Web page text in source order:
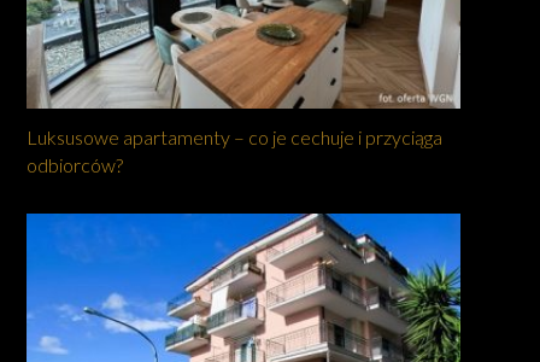
Luksusowe apartamenty – co je cechuje i przyciąga
odbiorców?